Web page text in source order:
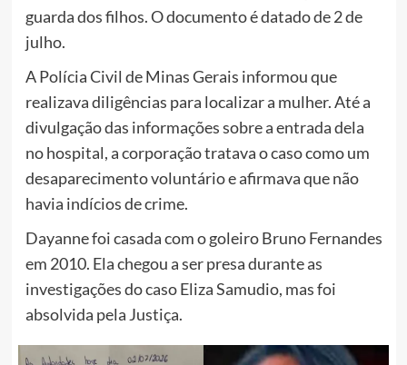
guarda dos filhos. O documento é datado de 2 de
julho.
A Polícia Civil de Minas Gerais informou que
realizava diligências para localizar a mulher. Até a
divulgação das informações sobre a entrada dela
no hospital, a corporação tratava o caso como um
desaparecimento voluntário e afirmava que não
havia indícios de crime.
Dayanne foi casada com o goleiro Bruno Fernandes
em 2010. Ela chegou a ser presa durante as
investigações do caso Eliza Samudio, mas foi
absolvida pela Justiça.